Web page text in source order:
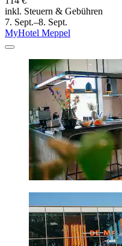
inkl. Steuern & Gebühren
7. Sept.–8. Sept.
MyHotel Meppel